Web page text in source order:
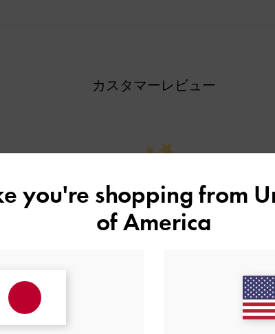
カスタマーレビュー
ご感想をお聞かせください
Let us know what you think
you're shopping from
of America